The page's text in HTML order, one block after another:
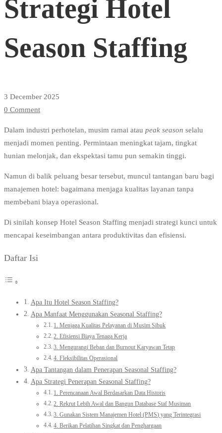
Strategi
Hotel
Season
Staffing
Strategi Hotel
Season Staffing
3 December 2025
0 Comment
Dalam industri perhotelan, musim ramai atau peak season selalu
menjadi momen penting. Permintaan meningkat tajam, tingkat
hunian melonjak, dan ekspektasi tamu pun semakin tinggi.
Namun di balik peluang besar tersebut, muncul tantangan baru bagi
manajemen hotel: bagaimana menjaga kualitas layanan tanpa
membebani biaya operasional.
Di sinilah konsep Hotel Season Staffing menjadi strategi kunci untuk
mencapai keseimbangan antara produktivitas dan efisiensi.
Daftar Isi
Apa Itu Hotel Season Staffing?
Apa Manfaat Menggunakan Seasonal Staffing?
1. Menjaga Kualitas Pelayanan di Musim Sibuk
2. Efisiensi Biaya Tenaga Kerja
3. Mengurangi Beban dan Burnout Karyawan Tetap
4. Fleksibilitas Operasional
Apa Tantangan dalam Penerapan Seasonal Staffing?
Apa Strategi Penerapan Seasonal Staffing?
1. Perencanaan Awal Berdasarkan Data Historis
2. Rekrut Lebih Awal dan Bangun Database Staf Musiman
3. Gunakan Sistem Manajemen Hotel (PMS) yang Terintegrasi
4. Berikan Pelatihan Singkat dan Penghargaan